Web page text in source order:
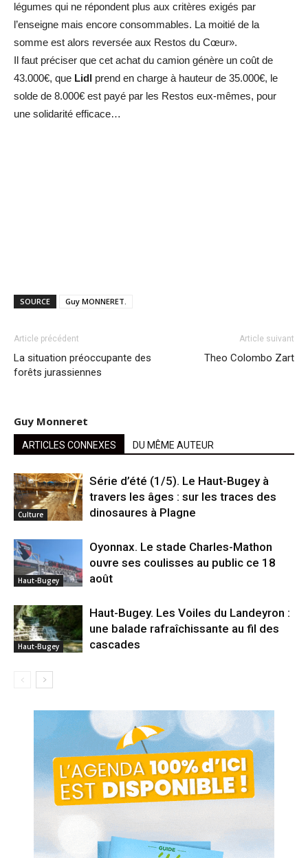
légumes qui ne répondent plus aux critères exigés par
l’enseigne mais encore consommables. La moitié de la
somme est alors reversée aux Restos du Cœur».
Il faut préciser que cet achat du camion génère un coût de
43.000€, que Lidl prend en charge à hauteur de 35.000€, le
solde de 8.000€ est payé par les Restos eux-mêmes, pour
une solidarité efficace…
SOURCE Guy MONNERET.
Article précédent
La situation préoccupante des
forêts jurassiennes
Article suivant
Theo Colombo Zart
Guy Monneret
ARTICLES CONNEXES DU MÊME AUTEUR
Culture
Série d’été (1/5). Le Haut-Bugey à
travers les âges : sur les traces des
dinosaures à Plagne
Haut-Bugey
Oyonnax. Le stade Charles-Mathon
ouvre ses coulisses au public ce 18
août
Haut-Bugey
Haut-Bugey. Les Voiles du Landeyron :
une balade rafraîchissante au fil des
cascades